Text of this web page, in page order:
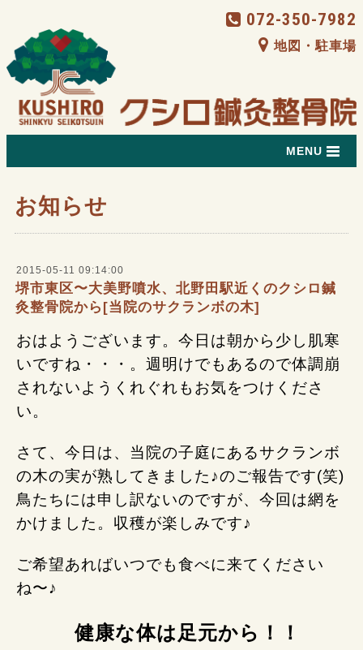
072-350-7982
地図・駐車場
MENU
お知らせ
2015-05-11 09:14:00
堺市東区〜大美野噴水、北野田駅近くのクシロ鍼
灸整骨院から[当院のサクランボの木]
おはようございます。今日は朝から少し肌寒
いですね・・・。週明けでもあるので体調崩
されないようくれぐれもお気をつけくださ
い。
さて、今日は、当院の子庭にあるサクランボ
の木の実が熟してきました♪のご報告です(笑)
鳥たちには申し訳ないのですが、今回は網を
かけました。収穫が楽しみです♪
ご希望あればいつでも食べに来てください
ね〜♪
健康な体は足元から！！